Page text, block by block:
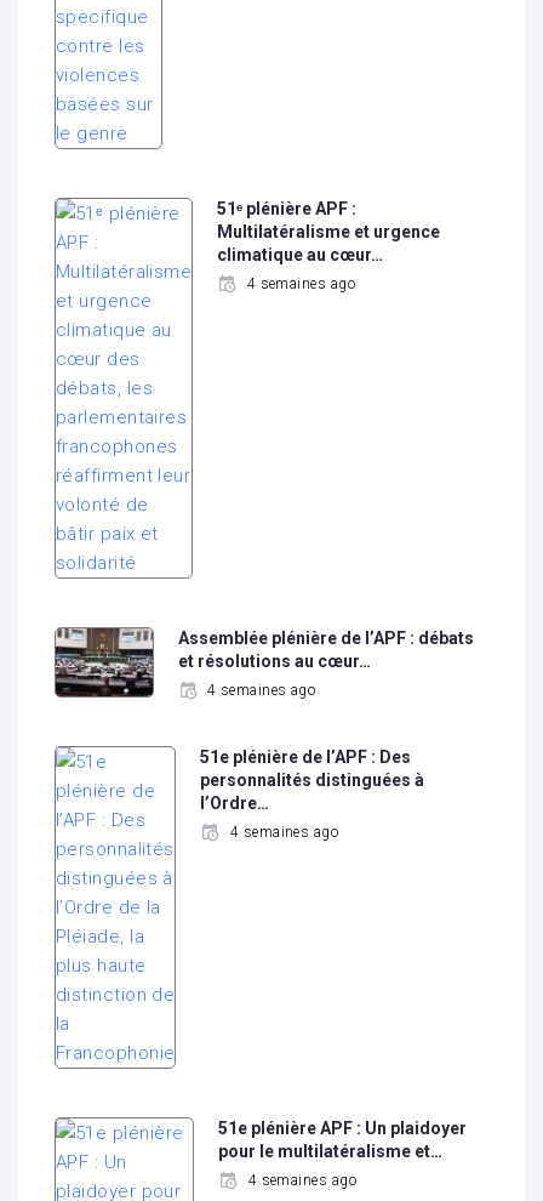
51ᵉ plénière APF :
Multilatéralisme et urgence
climatique au cœur…
4 semaines ago
Assemblée plénière de l’APF : débats
et résolutions au cœur…
4 semaines ago
51e plénière de l’APF : Des
personnalités distinguées à
l’Ordre…
4 semaines ago
51e plénière APF : Un plaidoyer
pour le multilatéralisme et…
4 semaines ago